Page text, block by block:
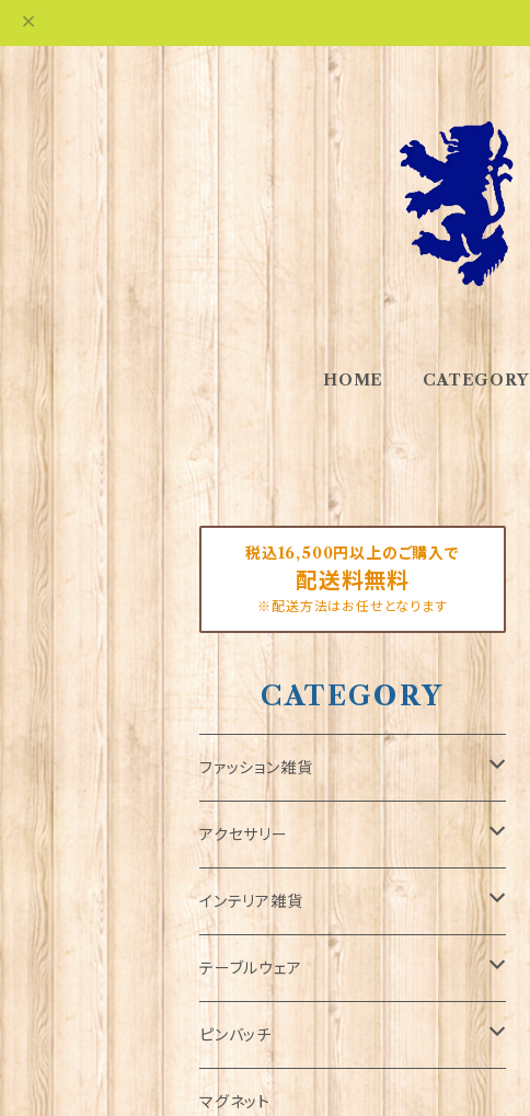
HOME CATEGORY
税込16,500円以上のご購入で
配送料無料
※配送方法はお任せとなります
CATEGORY
ファッション雑貨
タータンネクタイ
帽子
キャップ
ハンチング帽
キャスケット
Tシャツ
マフラー
タータン【Bronte by Moon】
サッシュ
アクセサリー
ORTAK
ブローチ
ペンダント
チャーム
インテリア雑貨
インテリア置物
ラブスプーン
ラブスプーン【SION LLEWELLYN】
ファブリック
テーブルウェア
ティータオル
ペーパーナプキン
ピンバッチ
ジェネラルデザイン
マグネット